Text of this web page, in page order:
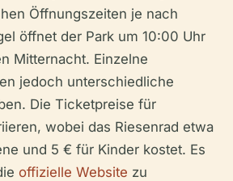
Öffnungszeiten je nach
öffnet der Park um 10:00 Uhr
Mitternacht. Einzelne
jedoch unterschiedliche
Die Ticketpreise für
wobei das Riesenrad etwa
und 5 € für Kinder kostet. Es
offizielle Website zu